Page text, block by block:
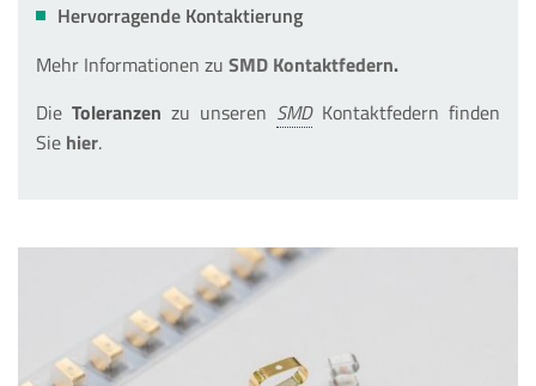
Hervorragende Kontaktierung
Mehr Informationen zu SMD Kontaktfedern.
Die Toleranzen zu unseren
Kontaktfedern finden
Sie hier.